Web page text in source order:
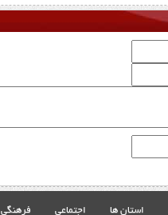
استان ها اجتماعی فرهنگی